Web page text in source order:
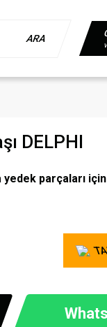
ARA
DELPHI
parçaları için